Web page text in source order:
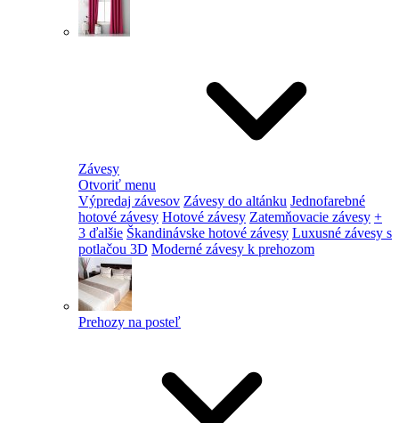
Závesy
Otvoriť menu
Výpredaj závesov Závesy do altánku Jednofarebné
hotové závesy Hotové závesy Zatemňovacie závesy +
3 ďalšie Škandinávske hotové závesy Luxusné závesy s
potlačou 3D Moderné závesy k prehozom
Prehozy na posteľ